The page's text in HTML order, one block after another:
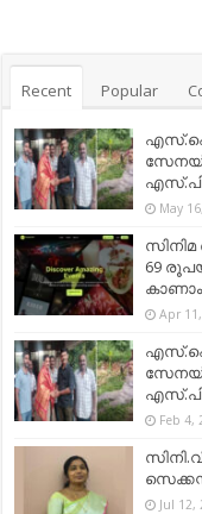
Recent Popular
May
69
കാണാം
Apr
Feb 4,
Jul 12,